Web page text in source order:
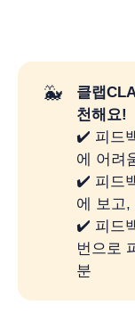
🐳
클랩
천해요!
✔️ 피드
에 어려
✔️ 피드
에 보고,
✔️ 피드
번으로
분